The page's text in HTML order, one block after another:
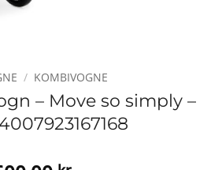
/ KOMBIVOGNE
– Move so simply –